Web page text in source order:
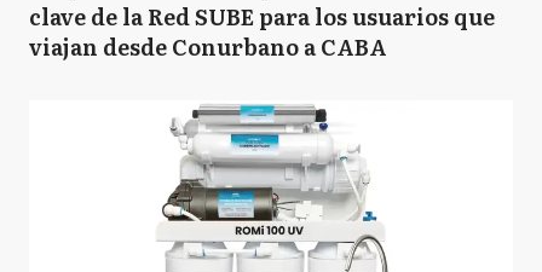
clave de la Red SUBE para los usuarios que
viajan desde Conurbano a CABA